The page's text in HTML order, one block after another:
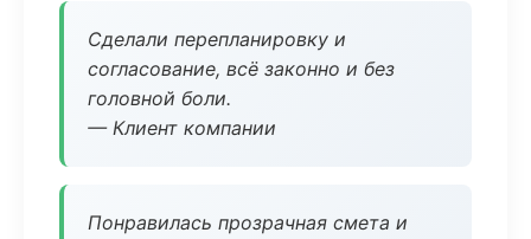
Сделали перепланировку и
согласование, всё законно и без
головной боли.
— Клиент компании
Понравилась прозрачная смета и